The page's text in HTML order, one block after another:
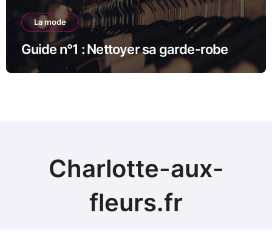
La mode
Guide n°1 : Nettoyer sa garde-robe
Charlotte-aux-
fleurs.fr